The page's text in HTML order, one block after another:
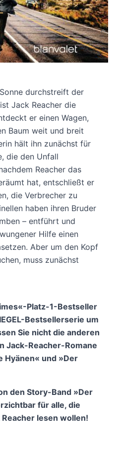
schlagen, muss Reacher
durchstreift der
Jack Reacher die
er einen Wagen,
Baum weit und breit
hält ihn zunächst für
die den Unfall
Reacher das
hat, entschließt er
die Verbrecher zu
haben ihren Bruder
– entführt und
Hilfe einen
Aber um den Kopf
muss zunächst
Platz-1-Bestseller
Bestsellerserie um
Sie nicht die anderen
Jack-Reacher-Romane
Hyänen« und »Der
den Story-Band »Der
für alle, die
lesen wollen!